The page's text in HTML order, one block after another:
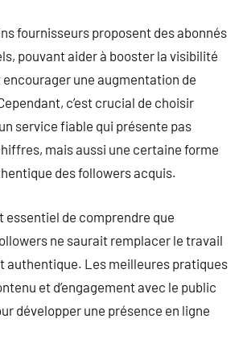
fournisseurs proposent des abonnés
pouvant aider à booster la visibilité
une augmentation de
c’est crucial de choisir
service fiable qui présente pas
mais aussi une certaine forme
des followers acquis.
essentiel de comprendre que
ne saurait remplacer le travail
authentique. Les meilleures pratiques
et d’engagement avec le public
développer une présence en ligne